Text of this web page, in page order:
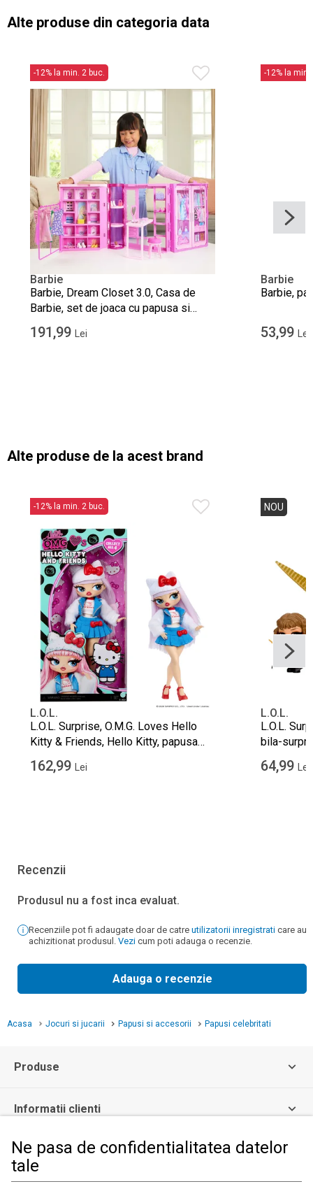
Ne pasa de confidentialitatea datelor
tale
Alte produse din categoria data
-12% la min. 2 buc.
Barbie
Barbie, Dream Closet 3.0, Casa de
Barbie, set de joaca cu papusa si
accesorii
191,99 Lei
-12% la min.
Barbie
Barbie,
53,99 Lei
Alte produse de la acest brand
-12% la min. 2 buc.
L.O.L.
L.O.L. Surprise, O.M.G. Loves Hello
Kitty & Friends, Hello Kitty, papusa
fashion
162,99 Lei
NOU
L.O.L.
L.O.L.
bila-
64,99 Lei
Recenzii
Produsul nu a fost inca evaluat.
Recenziile pot fi adaugate doar de catre utilizatorii inregistrati care au
achizitionat produsul. Vezi cum poti adauga o recenzie.
Adauga o recenzie
Acasa Jocuri si jucarii Papusi si accesorii Papusi celebritati
Produse
Informatii clienti
Informatii legale